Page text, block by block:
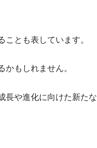
とも表しています。
もしれません。
長や進化に向けた新たな